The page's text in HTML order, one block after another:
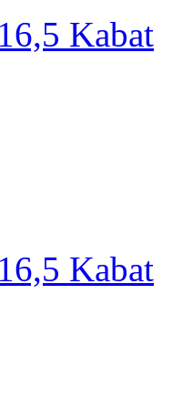
Kabat
Kabat